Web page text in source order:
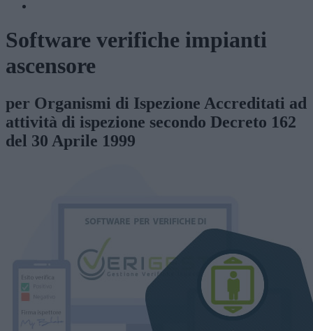
Software verifiche impianti
ascensore
per Organismi di Ispezione Accreditati ad
attività di ispezione secondo Decreto 162
del 30 Aprile 1999